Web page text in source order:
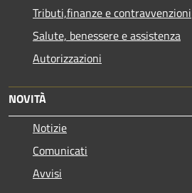
Tributi,finanze e contravvenzioni
Salute, benessere e assistenza
Autorizzazioni
NOVITÀ
Notizie
Comunicati
Avvisi